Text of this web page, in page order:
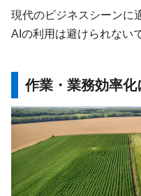
現代のビジネスシーンに
AIの利用は避けられない
作業・業務効率